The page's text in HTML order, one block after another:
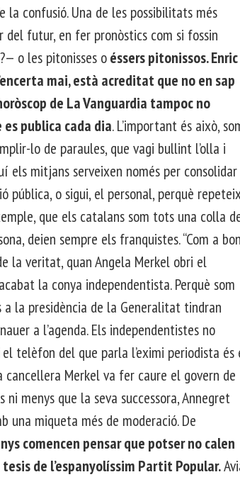
la confusió. Una de les possibilitats més
del futur, en fer pronòstics com si fossin
o les pitonisses oéssers pitonissos. Enric
mai, està acreditat que no en sap
de La Vanguardia tampoc no
publica cada dia. L’important és això,
lo de paraules, que vagi bullint l’olla i
els mitjans serveixen només per consolidar
pública, o sigui, el personal, perquè
que els catalans som tots una colla
deien sempre els franquistes. “Com a
la veritat, quan Angela Merkel obri el
la conya independentista. Perquè som
la presidència de la Generalitat tindran
a l’agenda. Els independentistes no
telèfon del que parla l’eximi periodista és
Merkel va fer caure el govern de
menys que la seva successora, Annegret
una miqueta més de moderació. De
comencen pensar que potser no calen
de l’espanyolíssim Partit Popular.